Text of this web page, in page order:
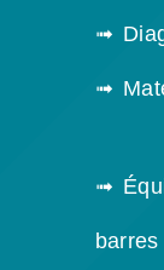
barres